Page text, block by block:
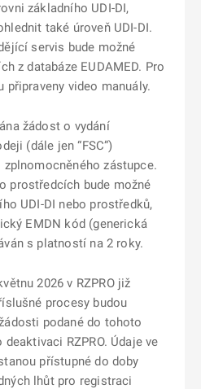
základního UDI-DI,
také úroveň UDI-DI.
servis bude možné
z databáze EUDAMED. Pro
připraveny video manuály.
žádost o vydání
(dále jen “FSC”)
zástupce.
prostředcích bude možné
UDI-DI nebo prostředků,
EMDN kód (generická
s platností na 2 roky.
2026 v RZPRO již
procesy budou
podané do tohoto
RZPRO. Údaje ve
přístupné do doby
lhůt pro registraci